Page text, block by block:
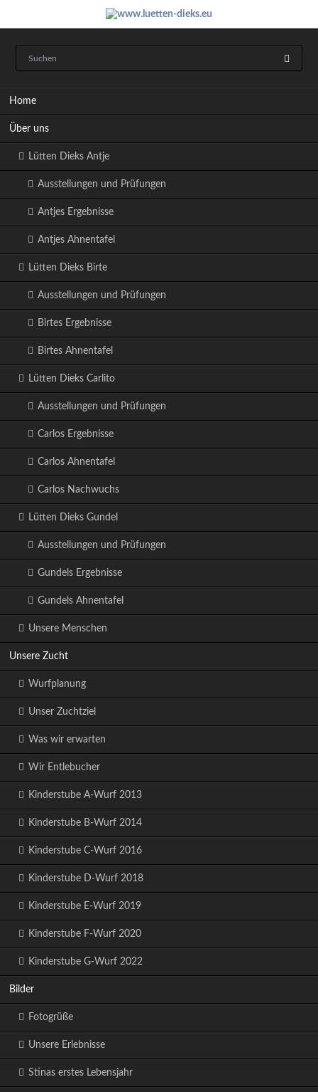
Home
Über uns
Lütten Dieks Antje
Ausstellungen und Prüfungen
Antjes Ergebnisse
Antjes Ahnentafel
Lütten Dieks Birte
Ausstellungen und Prüfungen
Birtes Ergebnisse
Birtes Ahnentafel
Lütten Dieks Carlito
Ausstellungen und Prüfungen
Carlos Ergebnisse
Carlos Ahnentafel
Carlos Nachwuchs
Lütten Dieks Gundel
Ausstellungen und Prüfungen
Gundels Ergebnisse
Gundels Ahnentafel
Unsere Menschen
Unsere Zucht
Wurfplanung
Unser Zuchtziel
Was wir erwarten
Wir Entlebucher
Kinderstube A-Wurf 2013
Kinderstube B-Wurf 2014
Kinderstube C-Wurf 2016
Kinderstube D-Wurf 2018
Kinderstube E-Wurf 2019
Kinderstube F-Wurf 2020
Kinderstube G-Wurf 2022
Bilder
Fotogrüße
Unsere Erlebnisse
Stinas erstes Lebensjahr